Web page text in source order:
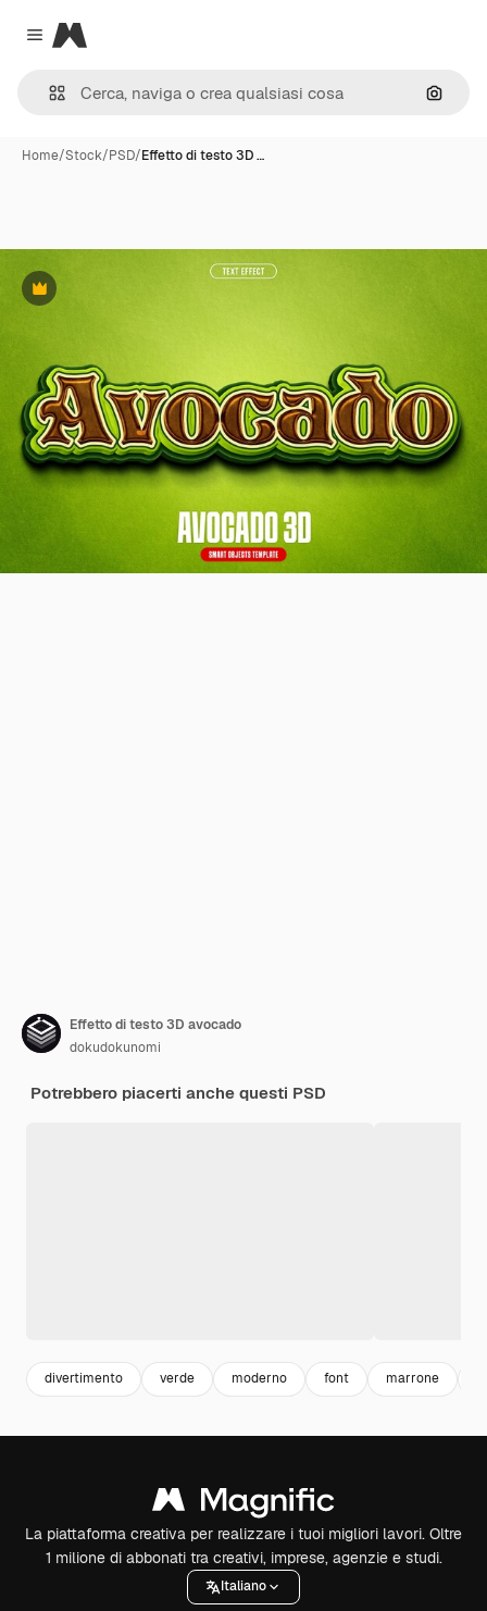
Close menu
Magnific
Cerca
Home/Stock/PSD/Effetto di testo 3D …
Premium
Effetto di testo 3D avocado
dokudokunomi
Potrebbero piacerti anche questi PSD
divertimento verde moderno font marrone
La piattaforma creativa per realizzare i tuoi migliori lavori. Oltre
1 milione di abbonati tra creativi, imprese, agenzie e studi.
Italiano